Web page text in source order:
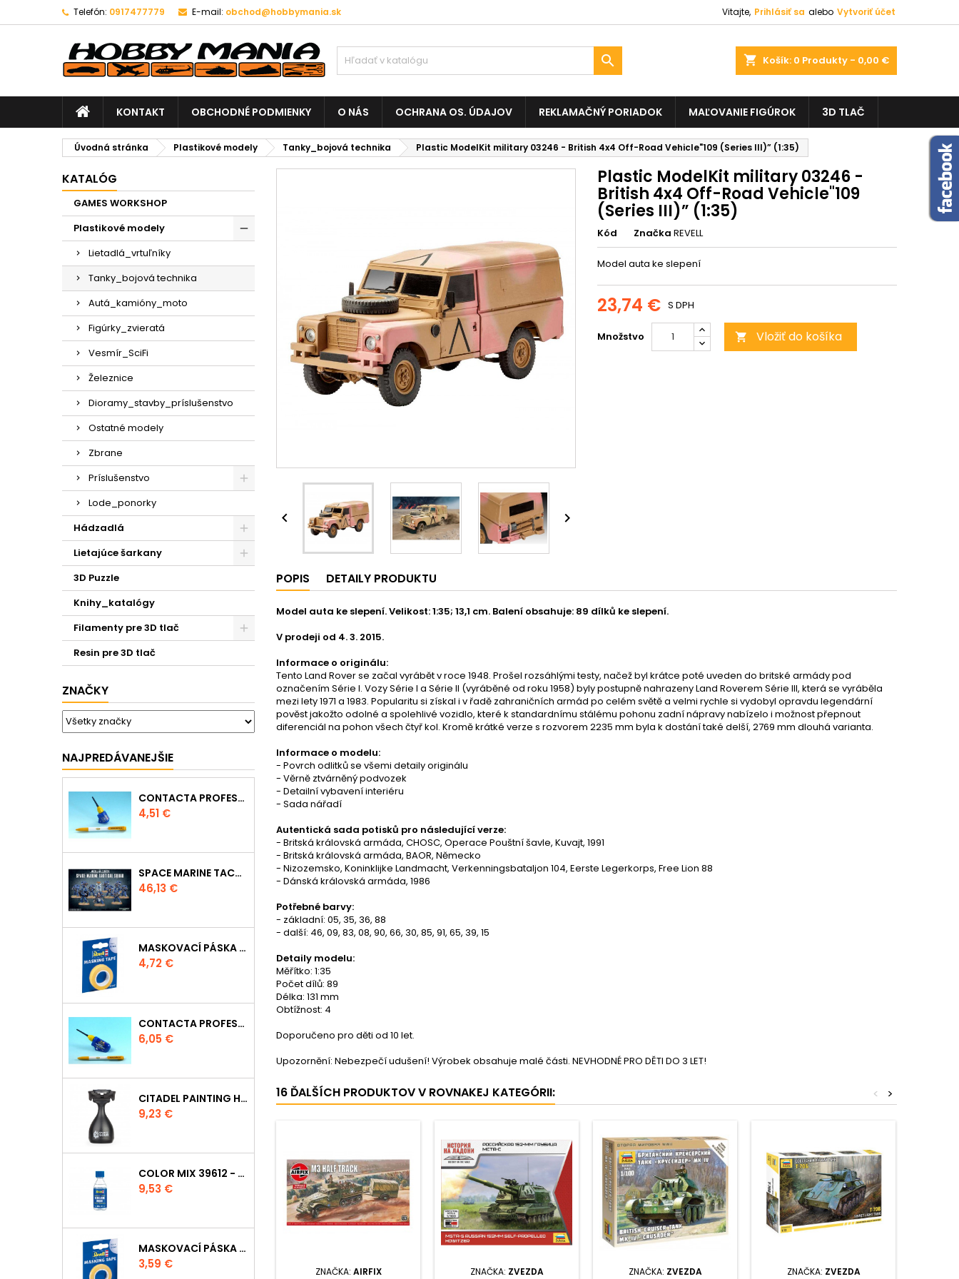
Telefón: 0917477779 E-mail: obchod@hobbymania.sk Vitajte, Prihlásiť sa alebo Vytvoriť účet
shopping_cart Košík: 0 Produkty - 0,00 €

KONTAKT OBCHODNÉ PODMIENKY O NÁS OCHRANA OS. ÚDAJOV REKLAMAČNÝ PORIADOK MAĽOVANIE FIGÚROK 3D TLAČ
Úvodná stránka Plastikové modely Tanky_bojová technika Plastic ModelKit military 03246 - British 4x4 Off-Road Vehicle"109 (Series III)” (1:35)
KATALÓG
GAMES WORKSHOP
Plastikové modely
Lietadlá_vrtuľníky
Tanky_bojová technika
Autá_kamióny_moto
Figúrky_zvieratá
Vesmír_SciFi
Železnice
Dioramy_stavby_príslušenstvo
Ostatné modely
Zbrane
Príslušenstvo
Lode_ponorky
Hádzadlá
Lietajúce šarkany
3D Puzzle
Knihy_katalógy
Filamenty pre 3D tlač
Resin pre 3D tlač
ZNAČKY
NAJPREDÁVANEJŠIE
CONTACTA PROFESSIONAL MINI 39608 - 12,5G
Cena
4,51 €
SPACE MARINE TACTICAL SQUAD
Cena
46,13 €
MASKOVACÍ PÁSKA 39695 - 10MM
Cena
4,72 €
CONTACTA PROFESSIONAL 39604 - 25G
Cena
6,05 €
CITADEL PAINTING HANDLE
Cena
9,23 €
COLOR MIX 39612 - ŘEDIDLO 100ML
Cena
9,53 €
MASKOVACÍ PÁSKA 39694 - 6MM
Cena
3,59 €
 
Plastic ModelKit military 03246 -
British 4x4 Off-Road Vehicle"109
(Series III)” (1:35)
Kód Značka REVELL
Model auta ke slepení
23,74 € S DPH
Množstvo  Vložiť do košíka
POPIS DETAILY PRODUKTU
Model auta ke slepení. Velikost: 1:35; 13,1 cm. Balení obsahuje: 89 dílků ke slepení.
V prodeji od 4. 3. 2015.
Informace o originálu:
Tento Land Rover se začal vyrábět v roce 1948. Prošel rozsáhlými testy, načež byl krátce poté uveden do britské armády pod
označením Série I. Vozy Série I a Série II (vyráběné od roku 1958) byly postupně nahrazeny Land Roverem Série III, která se vyráběla
mezi lety 1971 a 1983. Popularitu si získal i v řadě zahraničních armád po celém světě a velmi rychle si vydobyl opravdu legendární
pověst jakožto odolné a spolehlivé vozidlo, které k standardnímu stálému pohonu zadní nápravy nabízelo i možnost přepnout
diferenciál na pohon všech čtyř kol. Kromě krátké verze s rozvorem 2235 mm byla k dostání také delší, 2769 mm dlouhá varianta.
Informace o modelu:
- Povrch odlitků se všemi detaily originálu
- Věrně ztvárněný podvozek
- Detailní vybavení interiéru
- Sada nářadí
Autentická sada potisků pro následující verze:
- Britská královská armáda, CHOSC, Operace Pouštní šavle, Kuvajt, 1991
- Britská královská armáda, BAOR, Německo
- Nizozemsko, Koninklijke Landmacht, Verkenningsbataljon 104, Eerste Legerkorps, Free Lion 88
- Dánská královská armáda, 1986
Potřebné barvy:
- základní: 05, 35, 36, 88
- další: 46, 09, 83, 08, 90, 66, 30, 85, 91, 65, 39, 15
Detaily modelu:
Měřítko: 1:35
Počet dílů: 89
Délka: 131 mm
Obtížnost: 4
Doporučeno pro děti od 10 let.
Upozornění: Nebezpečí udušení! Výrobek obsahuje malé části. NEVHODNÉ PRO DĚTI DO 3 LET!
16 ĎALŠÍCH PRODUKTOV V ROVNAKEJ KATEGÓRII: >
<
ZNAČKA: AIRFIX ZNAČKA: ZVEZDA ZNAČKA: ZVEZDA ZNAČKA: ZVEZDA